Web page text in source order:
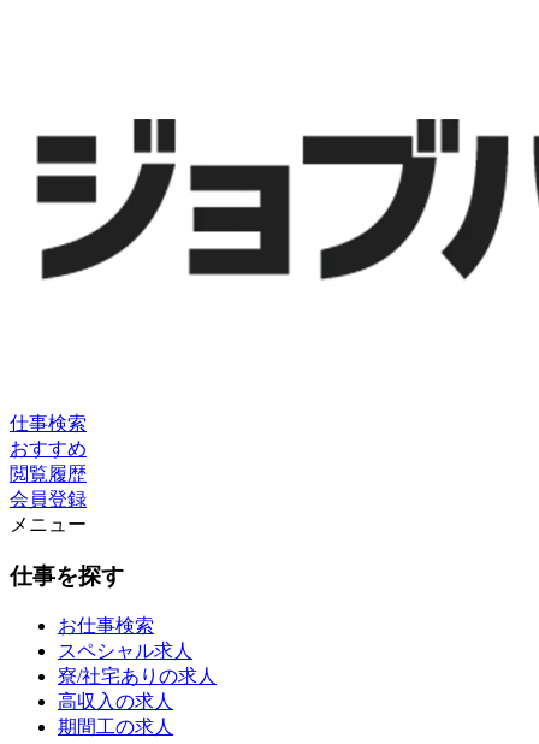
仕事検索
おすすめ
閲覧履歴
会員登録
メニュー
仕事を探す
お仕事検索
スペシャル求人
寮/社宅ありの求人
高収入の求人
期間工の求人